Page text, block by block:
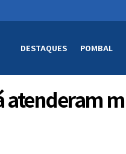
DESTAQUES POMBAL
atenderam